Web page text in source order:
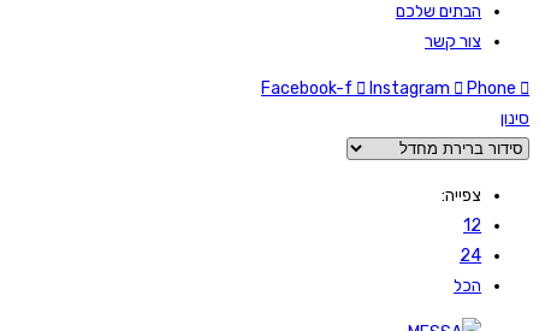
הבתים שלכם
צור קשר
Facebook-f Instagram
Phone
סינון
צפייה:
12
24
הכל